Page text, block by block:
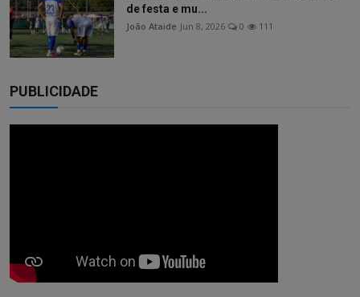
de festa e mu...
João Ataide Jun 8, 2026 0 111
PUBLICIDADE